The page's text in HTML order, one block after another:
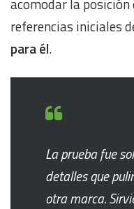
referencias iniciales
para él.
La prueba fue
detalles que
otra marca.